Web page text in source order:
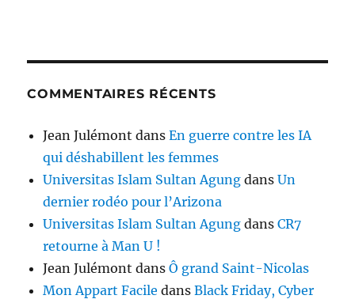
COMMENTAIRES RÉCENTS
Jean Julémont dansEn guerre contre les IA
qui déshabillent les femmes
Universitas Islam Sultan Agung dansUn
dernier rodéo pour l’Arizona
Universitas Islam Sultan Agung dansCR7
retourne à Man U !
Jean Julémont dansÔ grand Saint-Nicolas
Mon Appart Facile dansBlack Friday, Cyber